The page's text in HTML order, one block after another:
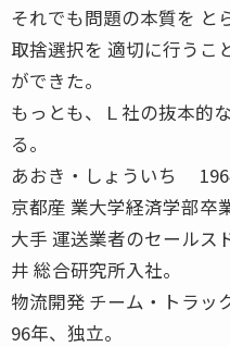
それでも問題の本質を と
取捨選択を 適切に行うこ
ができた。
もっとも、Ｌ社の抜本的
る。
あおき・しょういち
京都産 業大学経済学部卒
大手 運送業者のセールス
井 総合研究所入社。
物流開発 チーム・トラッ
96年、独立。